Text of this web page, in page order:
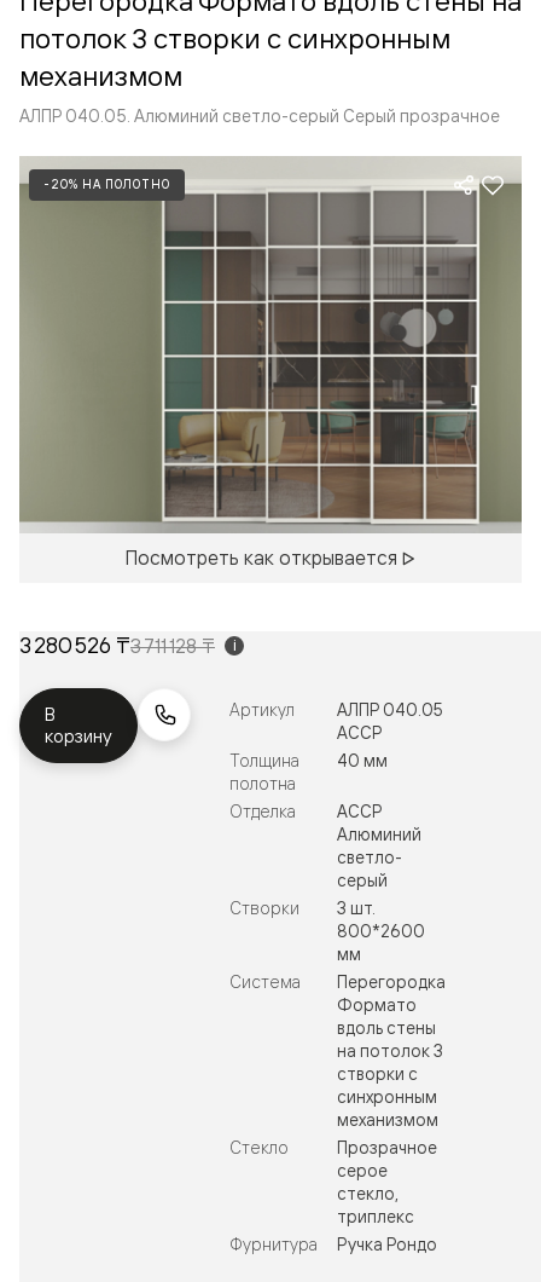
со стеновыми панелями Волховец.
потолок 3 створки с синхронным
механизмом
АЛПР 040.05. Алюминий светло-серый Серый прозрачное
-20% НА ПОЛОТНО
Посмотреть как открывается
3 280 526 ₸3 711 128 ₸ i
В
корзину
Артикул
АЛПР 040.05
АССР
Толщина
полотна
40 мм
Отделка
АССР
Алюминий
светло-
серый
Створки
3 шт.
800*2600
мм
Система
Перегородка
Формато
вдоль стены
на потолок 3
створки с
синхронным
механизмом
Стекло
Прозрачное
серое
стекло,
триплекс
Фурнитура
Ручка Рондо